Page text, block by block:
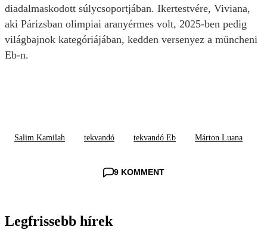
diadalmaskodott súlycsoportjában. Ikertestvére, Viviana,
aki Párizsban olimpiai aranyérmes volt, 2025-ben pedig
világbajnok kategóriájában, kedden versenyez a müncheni
Eb-n.
Salim Kamilah tekvandó tekvandó Eb Márton Luana
9 KOMMENT
Legfrissebb hírek